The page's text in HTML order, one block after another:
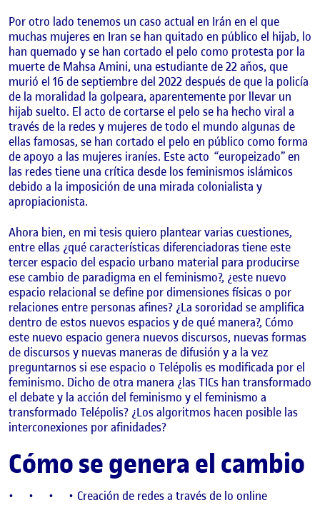
Por otro lado tenemos un caso actual en Irán en el que
muchas mujeres en Iran se han quitado en público el hijab, lo
han quemado y se han cortado el pelo como protesta por la
muerte de Mahsa Amini, una estudiante de 22 años, que
murió el 16 de septiembre del 2022 después de que la policía
de la moralidad la golpeara, aparentemente por llevar un
hijab suelto. El acto de cortarse el pelo se ha hecho viral a
través de la redes y mujeres de todo el mundo algunas de
ellas famosas, se han cortado el pelo en público como forma
de apoyo a las mujeres iraníes. Este acto “europeizado” en
las redes tiene una crítica desde los feminismos islámicos
debido a la imposición de una mirada colonialista y
apropiacionista.
Ahora bien, en mi tesis quiero plantear varias cuestiones,
entre ellas ¿qué características diferenciadoras tiene este
tercer espacio del espacio urbano material para producirse
ese cambio de paradigma en el feminismo?, ¿este nuevo
espacio relacional se define por dimensiones físicas o por
relaciones entre personas afines? ¿La sororidad se amplifica
dentro de estos nuevos espacios y de qué manera?, Cómo
este nuevo espacio genera nuevos discursos, nuevas formas
de discursos y nuevas maneras de difusión y a la vez
preguntarnos si ese espacio o Telépolis es modificada por el
feminismo. Dicho de otra manera ¿las TICs han transformado
el debate y la acción del feminismo y el feminismo a
transformado Telépolis? ¿Los algoritmos hacen posible las
interconexiones por afinidades?
Cómo se genera el cambio
Creación de redes a través de lo online